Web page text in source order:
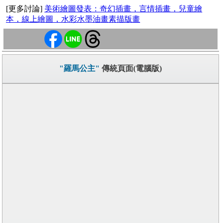
[更多討論] 美術繪圖發表：奇幻插畫，言情插畫，兒童繪
本，線上繪圖，水彩水墨油畫素描版畫
"羅馬公主" 傳統頁面(電腦版)